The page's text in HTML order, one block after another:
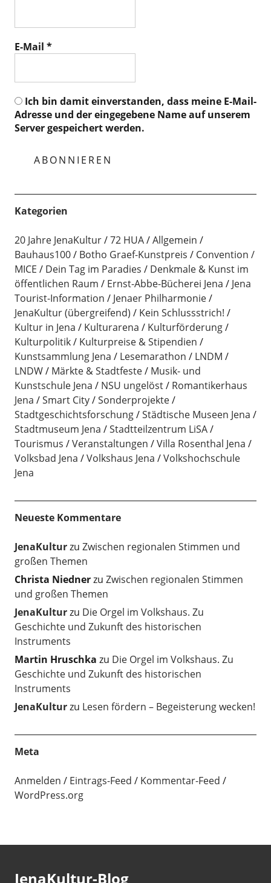
E-Mail *
Ich bin damit einverstanden, dass meine E-Mail-
Adresse und der eingegebene Name auf unserem
Server gespeichert werden.
Kategorien
20 Jahre JenaKultur 72 HUA
Allgemein
Bauhaus100
Botho Graef-Kunstpreis
Convention /
MICE
Dein Tag im Paradies
Denkmale & Kunst im
öffentlichen Raum
Ernst-Abbe-Bücherei Jena
Jena
Tourist-Information
Jenaer Philharmonie
JenaKultur (übergreifend)
Kein Schlussstrich!
Kultur in Jena
Kulturarena
Kulturförderung
Kulturpolitik
Kulturpreise & Stipendien
Kunstsammlung Jena
Lesemarathon
LNDM
LNDW
Märkte & Stadtfeste
Musik- und
Kunstschule Jena
NSU ungelöst
Romantikerhaus
Jena
Smart City
Sonderprojekte
Stadtgeschichtsforschung
Städtische Museen Jena
Stadtmuseum Jena
Stadtteilzentrum LiSA
Tourismus
Veranstaltungen
Villa Rosenthal Jena
Volksbad Jena
Volkshaus Jena
Volkshochschule
Jena
Neueste Kommentare
JenaKulturzu Zwischen regionalen Stimmen und
großen Themen
Christa Niednerzu Zwischen regionalen Stimmen
und großen Themen
JenaKulturzu Die Orgel im Volkshaus. Zu
Geschichte und Zukunft des historischen
Instruments
Martin Hruschka zu Die Orgel im Volkshaus. Zu
Geschichte und Zukunft des historischen
Instruments
JenaKulturzu Lesen fördern – Begeisterung wecken!
Meta
Anmelden Eintrags-Feed
Kommentar-Feed
WordPress.org
JenaKultur-Blog